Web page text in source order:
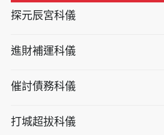
探元辰宮科儀
進財補運科儀
催討債務科儀
打城超拔科儀